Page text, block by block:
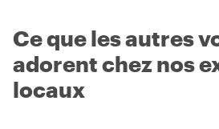
Ce que les autres
adorent chez nos
locaux